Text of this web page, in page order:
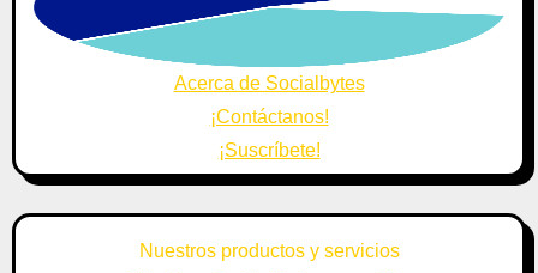
Acerca de Socialbytes
¡Contáctanos!
¡Suscríbete!
Nuestros productos y servicios